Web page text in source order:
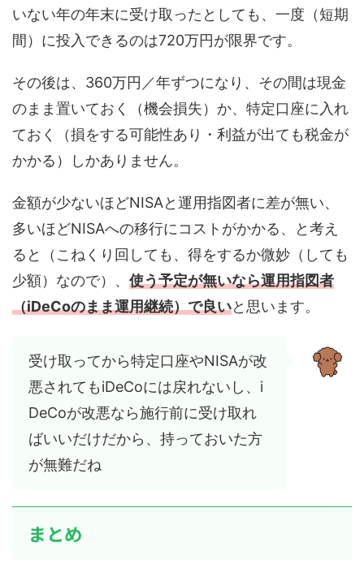
いない年の年末に受け取ったとしても、一度（短期
間）に投入できるのは720万円が限界です。
その後は、360万円／年ずつになり、その間は現金
のまま置いておく（機会損失）か、特定口座に入れ
ておく（損をする可能性あり・利益が出ても税金が
かかる）しかありません。
金額が少ないほどNISAと運用指図者に差が無い、
多いほどNISAへの移行にコストがかかる、と考え
ると（こねくり回しても、得をするか微妙（しても
少額）なので）、 使う予定が無いなら運用指図者
（iDeCoのまま運用継続）で良いと思います。
受け取ってから特定口座やNISAが改
悪されてもiDeCoには戻れないし、i
DeCoが改悪なら施行前に受け取れ
ばいいだけだから、持っておいた方
が無難だね
まとめ